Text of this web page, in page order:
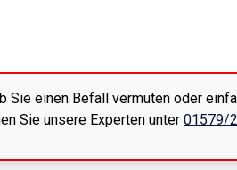
einen Befall vermuten oder
Sie unsere Experten unter 01579/